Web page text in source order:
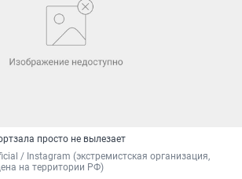
просто не вылезает
/ Instagram (экстремистская организация,
на территории РФ)